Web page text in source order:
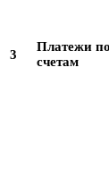
3
Платежи по
счетам